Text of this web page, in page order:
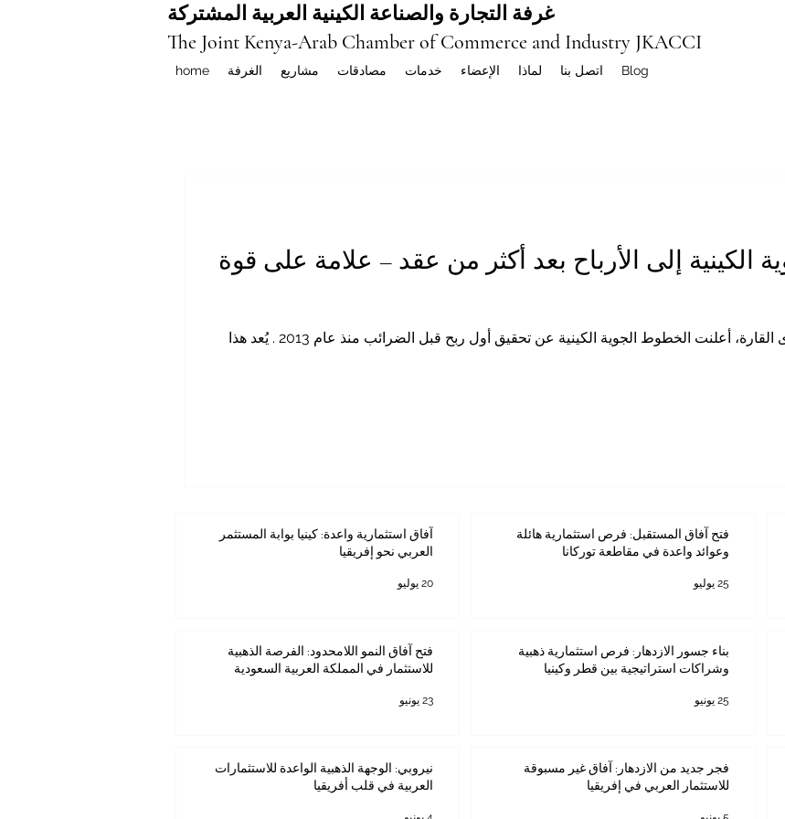
غرفة التجارة والصناعة الكينية العربية المشتركة
The Joint Kenya-Arab Chamber of Commerce and Industry JKACCI
home الغرفة مشاريع مصادقات خدمات الإعضاء لماذا اتصل بنا Blog
إلى الأرباح بعد أكثر من عقد – علامة على قوة
في إنجاز بارز يلفت الأنظار على مستوى القارة، أعلنت الخطوط الجوية الكينية عن تحقيق أول ربح قبل الضرائب منذ عام 2013 . يُعد هذا
فتح آفاق المستقبل: فرص استثمارية هائلة
وعوائد واعدة في مقاطعة توركانا
25 يوليو
آفاق استثمارية واعدة: كينيا بوابة المستثمر
العربي نحو إفريقيا
20 يوليو
بناء جسور الازدهار: فرص استثمارية ذهبية
وشراكات استراتيجية بين قطر وكينيا
25 يونيو
فتح آفاق النمو اللامحدود: الفرصة الذهبية
للاستثمار في المملكة العربية السعودية
23 يونيو
فجر جديد من الازدهار: آفاق غير مسبوقة
للاستثمار العربي في إفريقيا
نيروبي: الوجهة الذهبية الواعدة للاستثمارات
العربية في قلب أفريقيا